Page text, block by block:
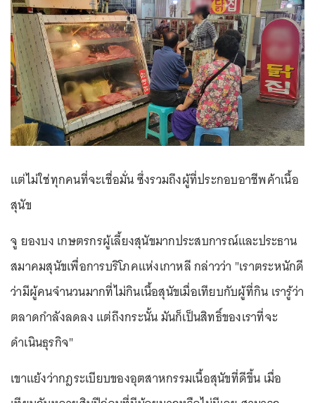
แต่ไม่ใช่ทุกคนที่จะเชื่อมั่น ซึ่งรวมถึงผู้ที่ประกอบอาชีพค้าเนื้อ
สุนัข
จู ยองบง เกษตรกรผู้เลี้ยงสุนัขมากประสบการณ์และประธาน
สมาคมสุนัขเพื่อการบริโภคแห่งเกาหลี กล่าวว่า "เราตระหนักดี
ว่ามีผู้คนจำนวนมากที่ไม่กินเนื้อสุนัขเมื่อเทียบกับผู้ที่กิน เรารู้ว่า
ตลาดกำลังลดลง แต่ถึงกระนั้น มันก็เป็นสิทธิ์ของเราที่จะ
ดำเนินธุรกิจ"
เขาแย้งว่ากฎระเบียบของอุตสาหกรรมเนื้อสุนัขที่ดีขึ้น เมื่อ